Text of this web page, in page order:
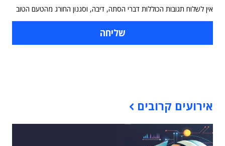
אין לשלוח תגובות הכוללות דברי הסתה, דיבה, וסגנון החורג מהטעם הטוב
אירועים קרובים